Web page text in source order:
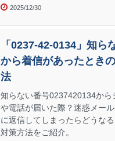
2025/12/30
「0237-42-0134」知ら
から着信があったとき
法
知らない番号0237420134から
や電話が届いた際？迷惑メー
に返信してしまったらどうな
対策方法をご紹介。